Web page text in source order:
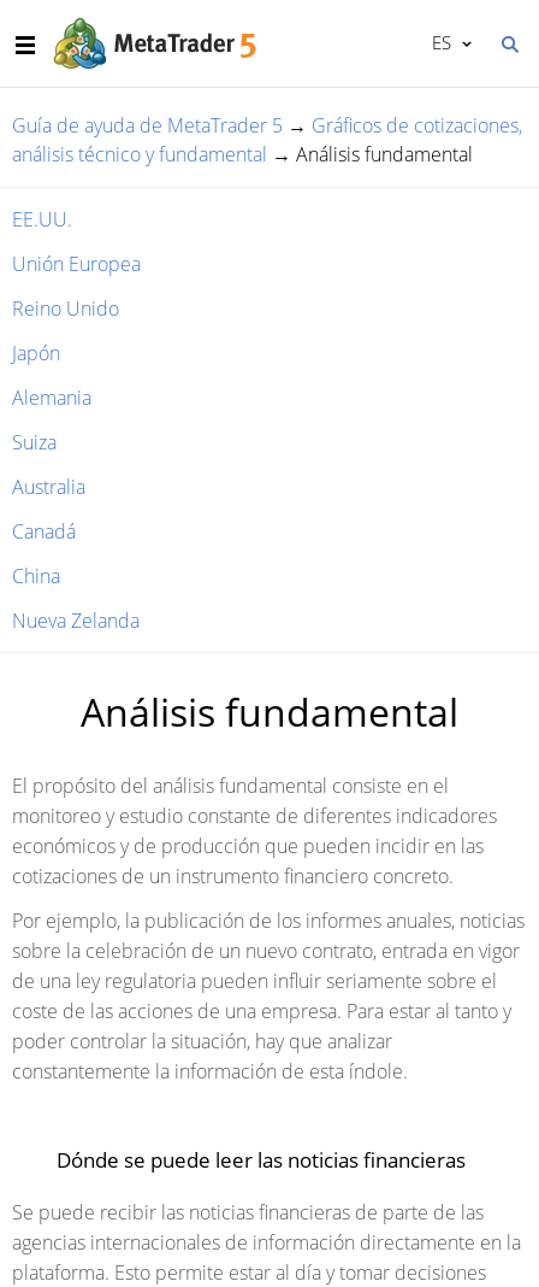
ES
Guía de ayuda de MetaTrader 5 → Gráficos de cotizaciones,
análisis técnico y fundamental → Análisis fundamental
EE.UU.
Unión Europea
Reino Unido
Japón
Alemania
Suiza
Australia
Canadá
China
Nueva Zelanda
Análisis fundamental
El propósito del análisis fundamental consiste en el
monitoreo y estudio constante de diferentes indicadores
económicos y de producción que pueden incidir en las
cotizaciones de un instrumento financiero concreto.
Por ejemplo, la publicación de los informes anuales, noticias
sobre la celebración de un nuevo contrato, entrada en vigor
de una ley regulatoria pueden influir seriamente sobre el
coste de las acciones de una empresa. Para estar al tanto y
poder controlar la situación, hay que analizar
constantemente la información de esta índole.
Dónde se puede leer las noticias financieras
Se puede recibir las noticias financieras de parte de las
agencias internacionales de información directamente en la
plataforma. Esto permite estar al día y tomar decisiones